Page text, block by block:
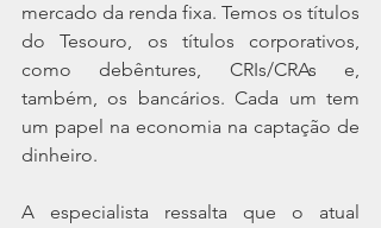
mercado da renda fixa. Temos os títulos
do Tesouro, os títulos corporativos,
como debêntures, CRIs/CRAs e,
também, os bancários. Cada um tem
um papel na economia na captação de
dinheiro.
A especialista ressalta que o atual